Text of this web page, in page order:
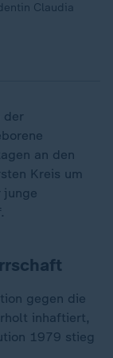
Claudia
der
an den
Kreis um
junge
gegen die
inhaftiert,
1979 stieg